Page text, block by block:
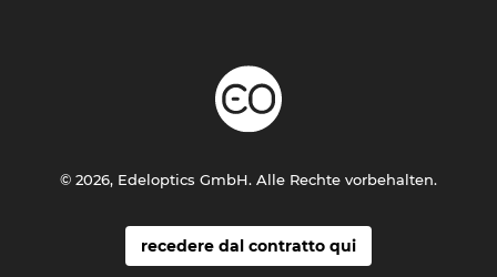
recedere dal contratto qui
© 2026, Edeloptics GmbH. Alle Rechte vorbehalten.